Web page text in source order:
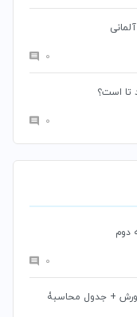
۰
تا است؟
۰
دوم
۰
+ جدول محاسبۀ